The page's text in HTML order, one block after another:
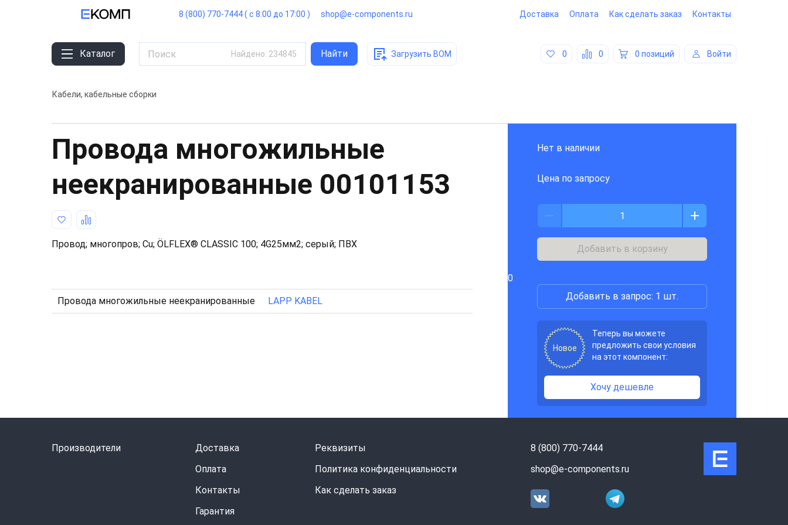
8 (800) 770-7444 ( с 8:00 до 17:00 ) shop@e-components.ru Доставка Оплата Как сделать заказ Контакты
Каталог Найдено: 234845 Найти Загрузить BOM 0 0 0 позиций Войти
Кабели, кабельные сборки
Провода многожильные
неекранированные 00101153
Провод; многопров; Cu; ÖLFLEX® CLASSIC 100; 4G25мм2; серый; ПВХ
Провода многожильные неекранированные LAPP KABEL
Нет в наличии
Цена по запросу
Добавить в корзину
0
Добавить в запрос: 1 шт.
Новое
Теперь вы можете
предложить свои условия
на этот компонент:
Хочу дешевле
Производители
Доставка
Оплата
Контакты
Гарантия
Реквизиты
Политика конфиденциальности
Как сделать заказ
8 (800) 770-7444
shop@e-components.ru